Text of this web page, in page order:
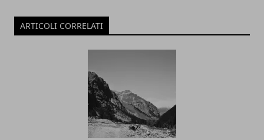
ARTICOLI CORRELATI